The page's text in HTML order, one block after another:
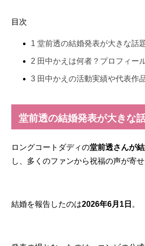
目次
1 堂前透の結婚発表が大きな話
2 田中かえは何者？プロフィー
3 田中かえの活動実績や代表作
堂前透の結婚発表が大きな
ロングコートダディの堂前透さんが
し、多くのファンから祝福の声が寄せ
結婚を報告したのは2026年6月1日 。